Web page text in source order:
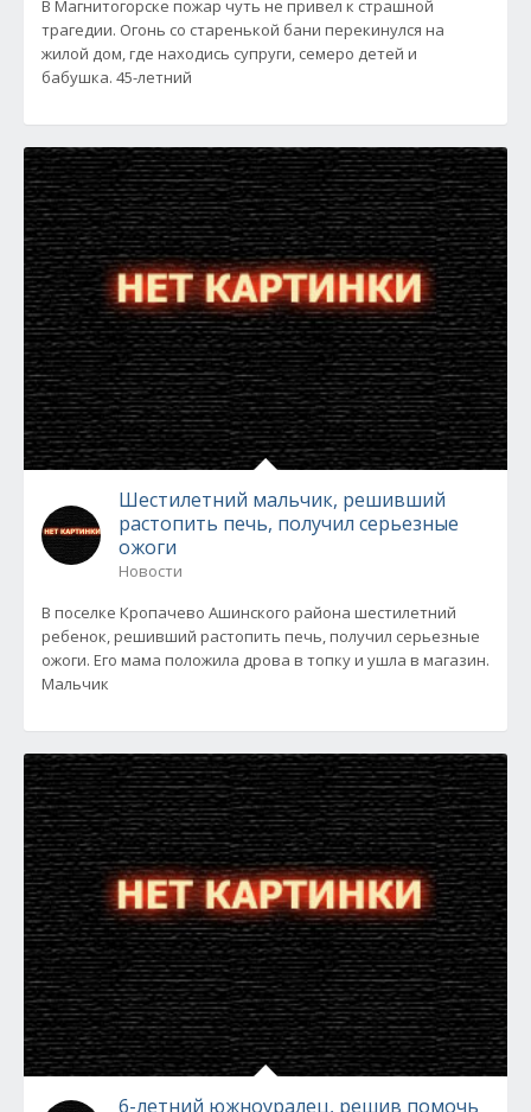
В Магнитогорске пожар чуть не привел к страшной
трагедии. Огонь со старенькой бани перекинулся на
жилой дом, где находись супруги, семеро детей и
бабушка. 45-летний
Шестилетний мальчик, решивший
растопить печь, получил серьезные
ожоги
Новости
В поселке Кропачево Ашинского района шестилетний
ребенок, решивший растопить печь, получил серьезные
ожоги. Его мама положила дрова в топку и ушла в магазин.
Мальчик
6-летний южноуралец, решив помочь